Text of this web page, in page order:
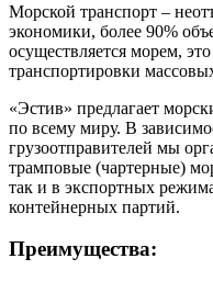
Морской транспорт –
экономики, более 90%
осуществляется морем,
транспортировки
«Эстив» предлагает
по всему миру. В
грузоотправителей мы
трамповые (чартерные)
так и в экспортных
контейнерных партий.
Преимущества: